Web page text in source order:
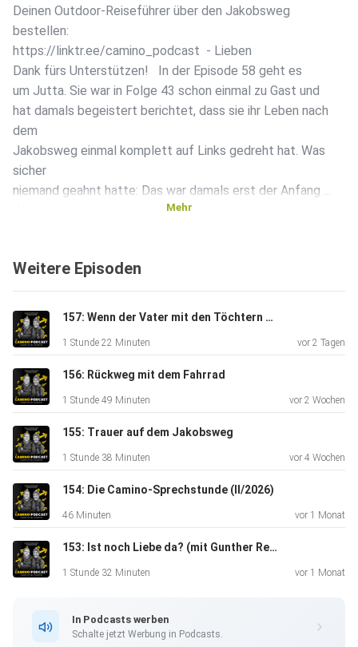
Deinen Outdoor-Reiseführer über den Jakobsweg
bestellen:
⁠⁠⁠⁠⁠⁠⁠⁠https://linktr.ee/camino_podcast⁠⁠⁠⁠⁠⁠ ⁠⁠ - Lieben
Dank fürs Unterstützen! In der Episode 58 geht es
um Jutta. Sie war in Folge 43 schon einmal zu Gast und
hat damals begeistert berichtet, dass sie ihr Leben nach
dem
Jakobsweg einmal komplett auf Links gedreht hat. Was
sicher
niemand geahnt hatte: Das war damals erst der Anfang ...
MEHR: Infos & Kontakt:
⁠⁠⁠⁠⁠⁠⁠⁠⁠⁠⁠⁠⁠⁠⁠⁠www.camino-podcast.de⁠⁠⁠⁠⁠⁠⁠⁠ Insta:
⁠⁠⁠⁠⁠⁠⁠camino_marcus⁠⁠⁠⁠⁠⁠⁠ Idee/Redaktion/Sprecher: Marcus
Poschlod Sounddesign: Jonas Zimmermann & Hans-Jörg
Karrenbrock (DANKE!) Der Camino-Podcast wird
unterstützt vom ⁠⁠⁠⁠Conrad-Stein-Verlag⁠⁠⁠⁠
& Das DOMRADIO.DE
Mehr
Weitere Episoden
157: Wenn der Vater mit den Töchtern pilgert
1 Stunde 22 Minuten vor 2 Tagen
156: Rückweg mit dem Fahrrad
1 Stunde 49 Minuten vor 2 Wochen
155: Trauer auf dem Jakobsweg
1 Stunde 38 Minuten vor 4 Wochen
154: Die Camino-Sprechstunde (II/2026)
46 Minuten vor 1 Monat
153: Ist noch Liebe da? (mit Gunther Reber)
1 Stunde 32 Minuten vor 1 Monat
In Podcasts werben
Schalte jetzt Werbung in Podcasts.